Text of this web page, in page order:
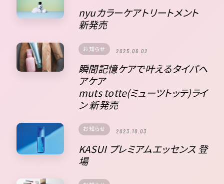
nyuカラーケアトリートメント
新発売
お知らせ 2025.06.02
瞬間記憶ケアで叶えるタイパヘ
アケア
muts totte(ミューツトッテ)ライ
ン 新発売
お知らせ 2023.10.03
KASUI プレミアムエッセンス 登
場